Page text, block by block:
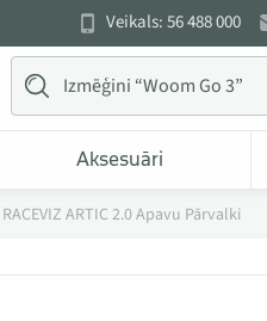
Veikals: 56 488 000
Aksesuāri
RACEVIZ ARTIC 2.0 Apavu Pārvalki